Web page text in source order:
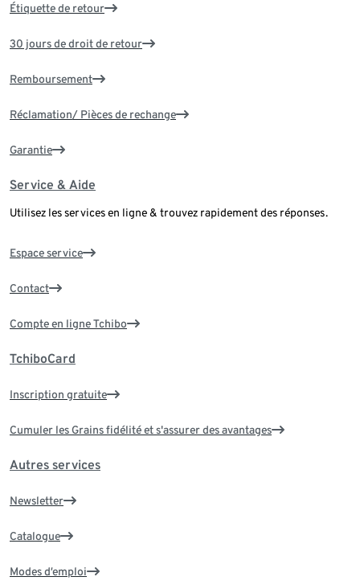
Étiquette de retour
30 jours de droit de retour
Remboursement
Réclamation/ Pièces de rechange
Garantie
Service & Aide
Utilisez les services en ligne & trouvez rapidement des réponses.
Espace service
Contact
Compte en ligne Tchibo
TchiboCard
Inscription gratuite
Cumuler les Grains fidélité et s'assurer des avantages
Autres services
Newsletter
Catalogue
Modes d’emploi